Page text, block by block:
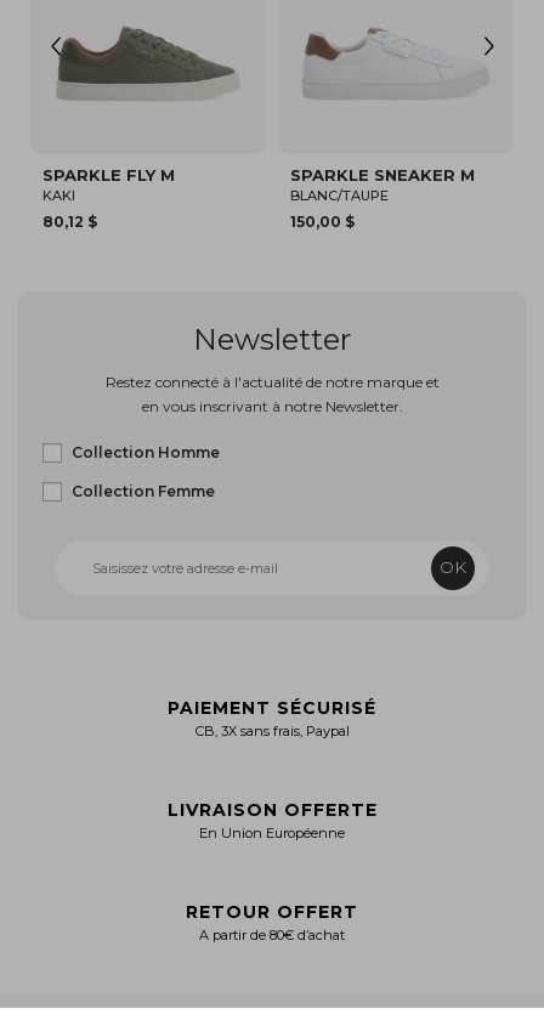
SPARKLE SNEAKER M
BLANC/TAUPE
150,00 $
SPARKLE SNEAKER M
BLANC/BLEU
94,82 $
Newsletter
Restez connecté à l'actualité de notre marque et
en vous inscrivant à notre Newsletter.
Collection Homme
Collection Femme
OK
PAIEMENT SÉCURISÉ
CB, 3X sans frais, Paypal
LIVRAISON OFFERTE
En Union Européenne
RETOUR OFFERT
A partir de 80€ d’achat